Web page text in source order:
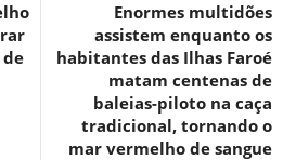
Enormes multidões
assistem enquanto os
habitantes das Ilhas Faroé
matam centenas de
baleias-piloto na caça
tradicional, tornando o
mar vermelho de sangue